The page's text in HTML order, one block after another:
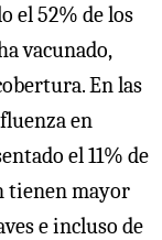
el 52% de los
vacunado,
En las
en
el 11% de
tienen mayor
e incluso de